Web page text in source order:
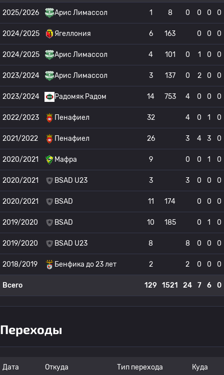
2025/2026 Арис Лимассол 1 8 0 0 0 0
2024/2025 Ягеллония 6 163 0 0 0
2024/2025 Арис Лимассол 4 101 0 1 0 0
2023/2024 Арис Лимассол 3 137 0 2 0 0
2023/2024 Радомяк Радом 14 753 4 0 0 0
2022/2023 Пенафиел 32 4 0 1 0
2021/2022 Пенафиел 26 3 4 3 0
2020/2021 Мафра 9 0 0 1 0
2020/2021 BSAD U23 3 3 0 0 0
2020/2021 BSAD 11 174 0 0 0
2019/2020 BSAD 10 185 0 1 0
2019/2020 BSAD U23 8 8 0 0 0
2018/2019 Бенфика до 23 лет 2 2 0 0 0
Всего 129 1521 24 7 6 0
Переходы
Дата Откуда Тип перехода Куда